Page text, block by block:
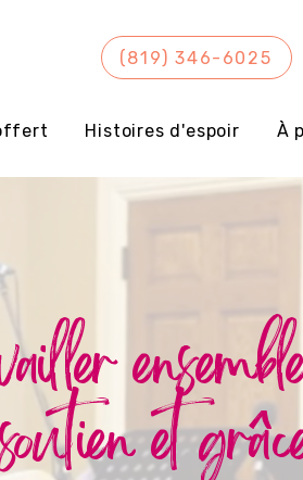
(819) 346-6025
Histoires d'espoir À
et